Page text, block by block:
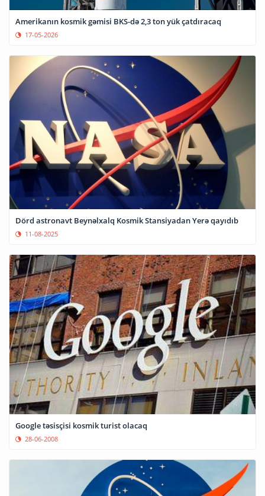
Amerikanın kosmik gəmisi BKS-də 2,3 ton yük çatdıracaq
17-05-2026
Dörd astronavt Beynəlxalq Kosmik Stansiyadan Yerə qayıdıb
11-08-2025
Google təsisçisi kosmik turist olacaq
28-06-2008